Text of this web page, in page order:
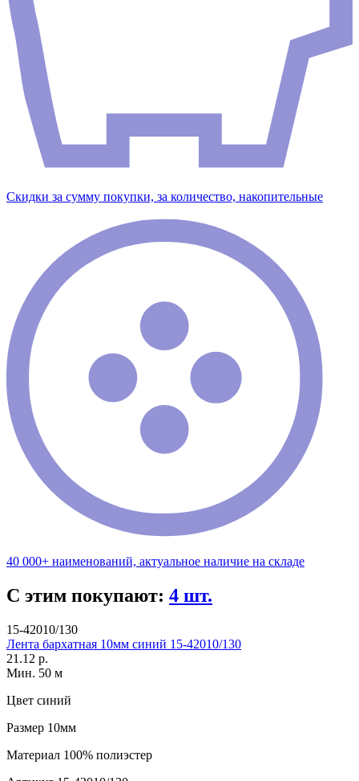
Скидки за сумму покупки, за количество, накопительные
40 000+ наименований, актуальное наличие на складе
С этим покупают: 4 шт.
15-42010/130
Лента бархатная 10мм синий 15-42010/130
21.12 р.
Мин. 50 м
Цвет синий
Размер 10мм
Материал 100% полиэстер